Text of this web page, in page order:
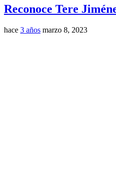
Reconoce Tere
hace 3 años marzo 8, 2023